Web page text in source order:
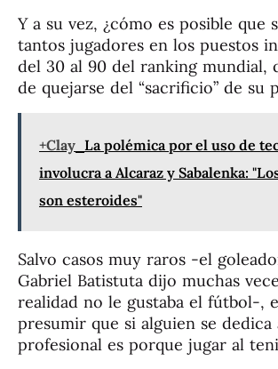
Y a su vez, ¿cómo es posible que
tantos jugadores en los puestos
del 30 al 90 del ranking mundial,
de quejarse del “sacrificio” de su
+Clay La polémica por el uso de
involucra a Alcaraz y Sabalenka:
son esteroides"
Salvo casos muy raros -el
Gabriel Batistuta dijo muchas
realidad no le gustaba el fútbol-,
presumir que si alguien se dedica
profesional es porque jugar al